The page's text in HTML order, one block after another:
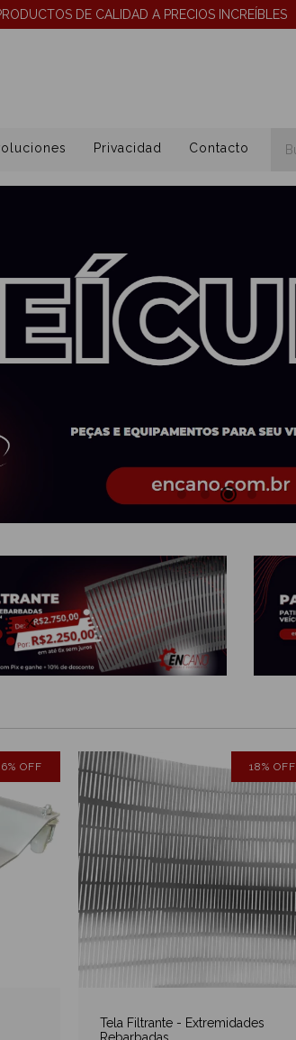
DE CALIDAD A PRECIOS INCREÍBLES
Privacidad Contacto
% OFF 18% OFF
Tela Filtrante - Extremidades
Rebarbadas